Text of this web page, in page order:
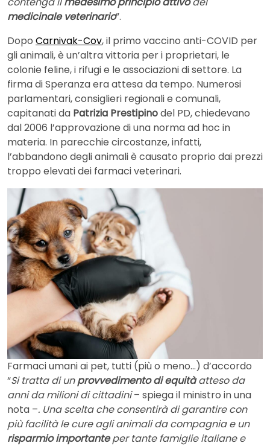
medicinale veterinario”.
Dopo Carnivak-Cov, il primo vaccino anti-COVID per
gli animali, è un’altra vittoria per i proprietari, le
colonie feline, i rifugi e le associazioni di settore. La
firma di Speranza era attesa da tempo. Numerosi
parlamentari, consiglieri regionali e comunali,
capitanati da Patrizia Prestipinodel PD, chiedevano
dal 2006 l’approvazione di una norma ad hoc in
materia. In parecchie circostanze, infatti,
l’abbandono degli animali è causato proprio dai prezzi
troppo elevati dei farmaci veterinari.
Farmaci umani ai pet, tutti (più o meno…) d’accordo
“Si tratta di unprovvedimento di equitàatteso da
anni da milioni di cittadini– spiega il ministro in una
nota –. Una scelta che consentirà di garantire con
più facilità le cure agli animali da compagnia e un
risparmio importanteper tante famiglie italiane e